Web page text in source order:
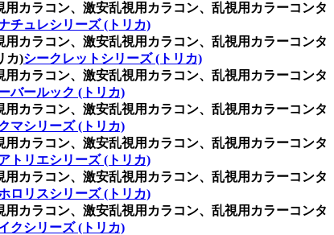
カラコン、激安乱視用カラコン、乱視用カラーコンタ
チュレシリーズ (トリカ)
カラコン、激安乱視用カラコン、乱視用カラーコンタ
カ)シークレットシリーズ (トリカ)
カラコン、激安乱視用カラコン、乱視用カラーコンタ
バールック (トリカ)
カラコン、激安乱視用カラコン、乱視用カラーコンタ
マシリーズ (トリカ)
カラコン、激安乱視用カラコン、乱視用カラーコンタ
トリエシリーズ (トリカ)
カラコン、激安乱視用カラコン、乱視用カラーコンタ
ロリスシリーズ (トリカ)
カラコン、激安乱視用カラコン、乱視用カラーコンタ
クシリーズ (トリカ)